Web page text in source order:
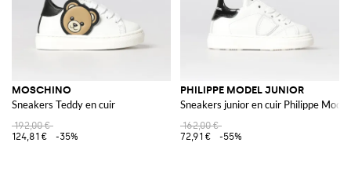
MOSCHINO
Sneakers Teddy en cuir
192,00 €
124,81 €
-35%
PHILIPPE MODEL JUNIOR
Sneakers junior en cuir Philippe Model
162,00 €
72,91 €
-55%